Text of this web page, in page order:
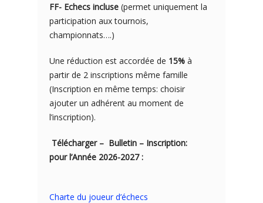
FF- Echecs incluse (permet uniquement la
participation aux tournois,
championnats….)
Une réduction est accordée de 15% à
partir de 2 inscriptions même famille
(Inscription en même temps: choisir
ajouter un adhérent au moment de
l’inscription).
Télécharger – Bulletin – Inscription:
pour l’Année 2026-2027 :
Charte du joueur d’échecs